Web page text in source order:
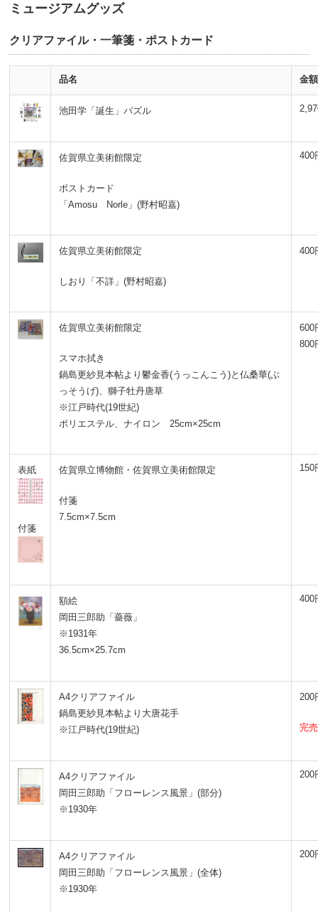
ミュージアムグッズ
クリアファイル・一筆箋・ポストカード
品名 金額
池田学「誕生」パズル
佐賀県立美術館限定
ポストカード
「Amosu Norle」(野村昭嘉)
400
佐賀県立美術館限定
しおり「不詳」(野村昭嘉)
400
佐賀県立美術館限定
スマホ拭き
鍋島更紗見本帖より鬱金香(うっこんこう)と仏桑華(ぶ
っそうげ)、獅子牡丹唐草
※江戸時代(19世紀)
ポリエステル、ナイロン 25cm×25cm
600
800
表紙
付箋
佐賀県立博物館・佐賀県立美術館限定
付箋
7.5cm×7.5cm
150
額絵
岡田三郎助「薔薇」
※1931年
36.5cm×25.7cm
400
A4クリアファイル
鍋島更紗見本帖より大唐花手
※江戸時代(19世紀)
200
完売
A4クリアファイル
岡田三郎助「フローレンス風景」(部分)
※1930年
200
A4クリアファイル
岡田三郎助「フローレンス風景」 (全体)
※1930年
200